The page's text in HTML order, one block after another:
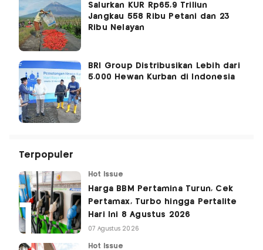
Salurkan KUR Rp65,9 Triliun
Jangkau 558 Ribu Petani dan 23
Ribu Nelayan
BRI Group Distribusikan Lebih dari
5.000 Hewan Kurban di Indonesia
Terpopuler
Hot Issue
Harga BBM Pertamina Turun, Cek
Pertamax, Turbo hingga Pertalite
Hari Ini 8 Agustus 2026
07 Agustus 2026
Hot Issue